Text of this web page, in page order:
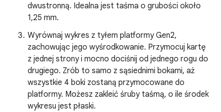
dwustronną. Idealna jest taśma o grubości około
1,25 mm.
Wyrównaj wykres z tyłem platformy Gen2,
zachowując jego wyśrodkowanie. Przymocuj kartę
z jednej strony i mocno dociśnij od jednego rogu do
drugiego. Zrób to samo z sąsiednimi bokami, aż
wszystkie 4 boki zostaną przymocowane do
platformy. Możesz zakleić śruby taśmą, o ile środek
wykresu jest płaski.